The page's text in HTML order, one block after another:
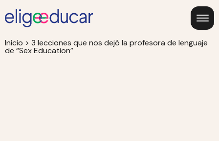
Inicio > 3 lecciones que nos dejó la profesora de lenguaje
de “Sex Education”